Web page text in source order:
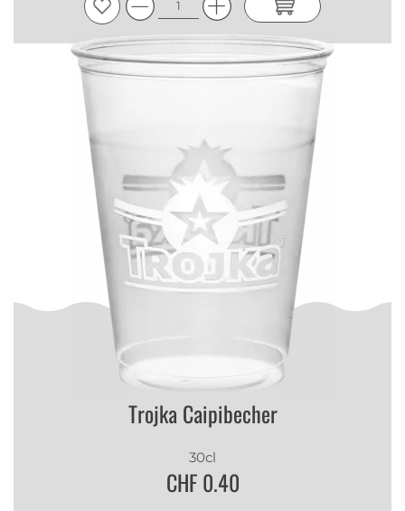
Trojka Caipibecher
30cl
CHF 0.40